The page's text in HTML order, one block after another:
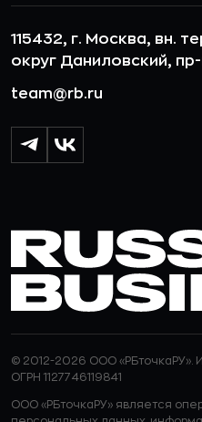
115432, г. Москва, вн.
округ Даниловский,
team@rb.ru
© 2012-2026 ООО «РБточкаРУ».
ОГРН 1127746119841
ООО «РБточкаРУ» является